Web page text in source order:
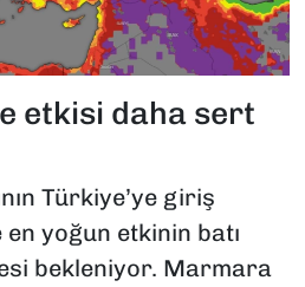
etkisi daha sert
Türkiye’ye giriş
yoğun etkinin batı
bekleniyor. Marmara